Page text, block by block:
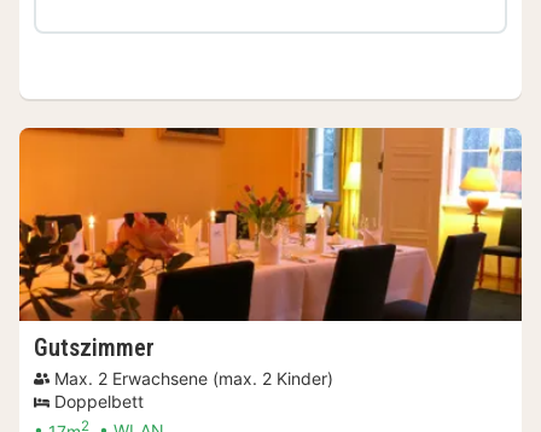
Gutszimmer
Max. 2 Erwachsene (max. 2 Kinder)
Doppelbett
2